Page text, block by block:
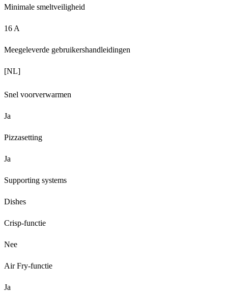
Minimale smeltveiligheid
16 A
Meegeleverde gebruikershandleidingen
[NL]
Snel voorverwarmen
Ja
Pizzasetting
Ja
Supporting systems
Dishes
Crisp-functie
Nee
Air Fry-functie
Ja